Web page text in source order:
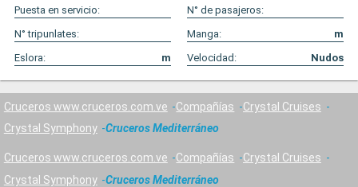
Puesta en servicio:
N° de pasajeros:
N° tripunlates:
Manga:
m
Eslora:
m Velocidad: Nudos
Cruceros www.cruceros.com.ve Compañías
Crystal Cruises
Crystal Symphony
Cruceros Mediterráneo
Cruceros www.cruceros.com.ve Compañías
Crystal Cruises
Crystal Symphony
Cruceros Mediterráneo